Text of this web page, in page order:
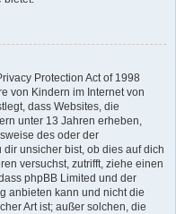
Protection Act of 1998
von Kindern im Internet von
dass Websites, die
unter 13 Jahren erheben,
des oder der
unsicher bist, ob dies auf dich
versuchst, zutrifft, ziehe einen
phpBB Limited und der
anbieten kann und nicht die
Art ist; außer solchen, die